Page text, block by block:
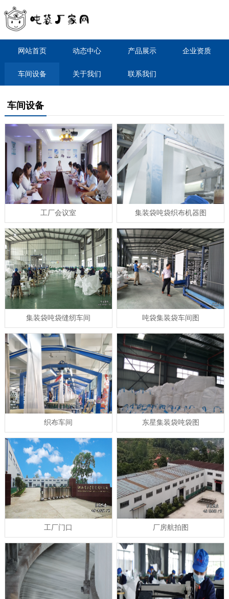
网站首页 动态中心 产品展示 企业资质
车间设备 关于我们 联系我们
车间设备
工厂会议室 集装袋吨袋织布机器图
集装袋吨袋缝纫车间 吨袋集装袋车间图
织布车间 东星集装袋吨袋图
工厂门口 厂房航拍图